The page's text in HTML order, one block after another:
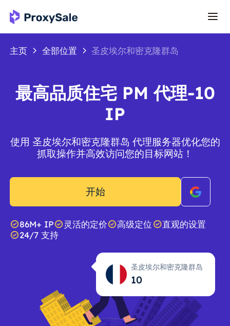
主页 全部位置 圣皮埃尔和密克隆群岛
最高品质住宅 PM 代理-10
IP
使用 圣皮埃尔和密克隆群岛 代理服务器优化您的
抓取操作并高效访问您的目标网站！
开始
86M+ IP 灵活的定价 高级定位
直观的设置
24/7 支持
圣皮埃尔和密克隆群岛
10